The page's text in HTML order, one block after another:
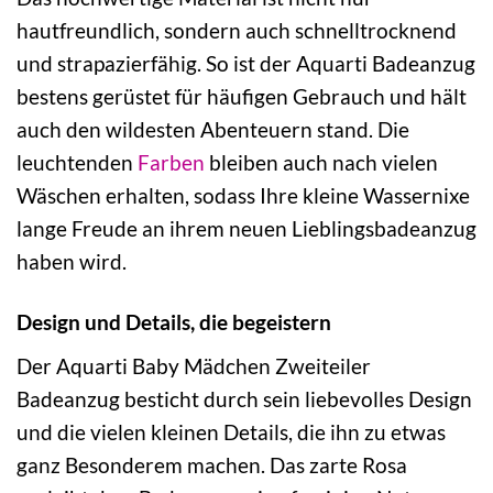
hautfreundlich, sondern auch schnelltrocknend
und strapazierfähig. So ist der Aquarti Badeanzug
bestens gerüstet für häufigen Gebrauch und hält
auch den wildesten Abenteuern stand. Die
leuchtenden Farben bleiben auch nach vielen
Wäschen erhalten, sodass Ihre kleine Wassernixe
lange Freude an ihrem neuen Lieblingsbadeanzug
haben wird.
Design und Details, die begeistern
Der Aquarti Baby Mädchen Zweiteiler
Badeanzug besticht durch sein liebevolles Design
und die vielen kleinen Details, die ihn zu etwas
ganz Besonderem machen. Das zarte Rosa